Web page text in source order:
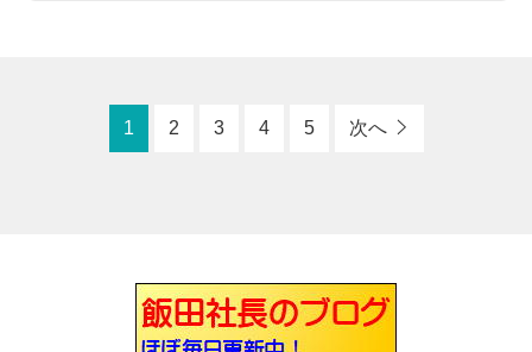
1 2 3 4 5 次へ